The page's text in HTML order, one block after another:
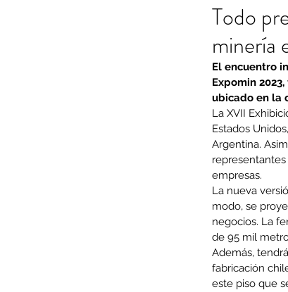
Todo
minería
El encuentro
Expomin
ubicado en la
La XVII
Estados
Argentina.
empresas.
La nueva
modo, se
negocios. La
de 95 mil
Además,
fabricación
este piso que